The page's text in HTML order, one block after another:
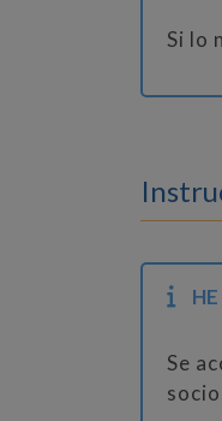
Si lo
Se